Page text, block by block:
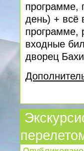
программе,
день) + всё
программе,
входные
дворец